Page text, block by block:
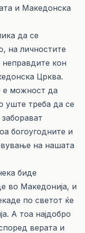
и Македонска
да се
на личностите
кон
Црква.
е можност да
уште треба да се
богоугодните и
на нашата
биде
во Македонија, и
по светот ќе
А тоа најдобро
верата и